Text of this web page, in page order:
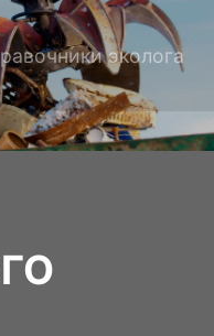
эколога